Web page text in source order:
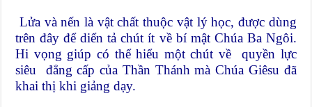
Lửa và nến là vật chất thuộc vật lý học, được dùng
trên đây để diển tả chút ít về bí mật Chúa Ba Ngôi.
Hi vọng giúp có thể hiểu một chút về quyền lực
siêu đẳng cấp của Thần Thánh mà Chúa Giêsu đã
khai thị khi giảng dạy.